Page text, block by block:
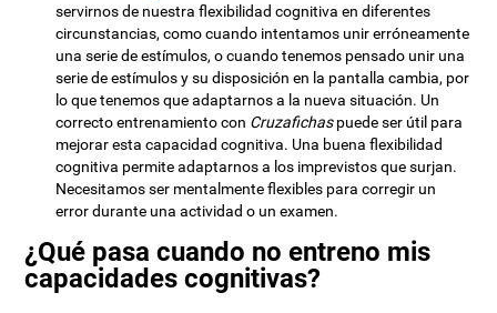
servirnos de nuestra flexibilidad cognitiva en diferentes
circunstancias, como cuando intentamos unir erróneamente
una serie de estímulos, o cuando tenemos pensado unir una
serie de estímulos y su disposición en la pantalla cambia, por
lo que tenemos que adaptarnos a la nueva situación. Un
correcto entrenamiento con Cruzafichaspuede ser útil para
mejorar esta capacidad cognitiva. Una buena flexibilidad
cognitiva permite adaptarnos a los imprevistos que surjan.
Necesitamos ser mentalmente flexibles para corregir un
error durante una actividad o un examen.
¿Qué pasa cuando no entreno mis
capacidades cognitivas?